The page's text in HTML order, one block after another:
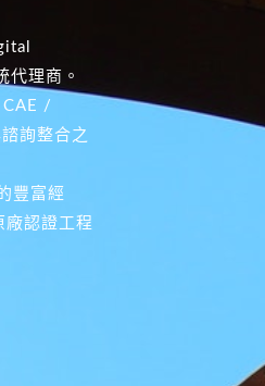
理商。
/
詢整合之
豐富經
廠認證工程